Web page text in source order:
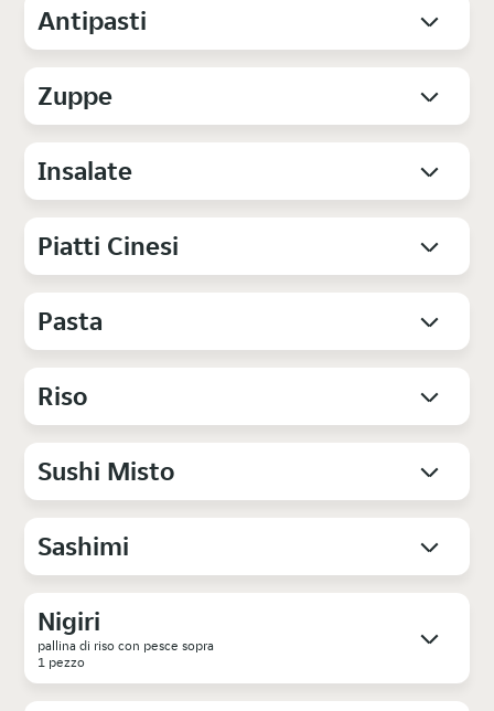
Antipasti
Zuppe
Insalate
Piatti Cinesi
Pasta
Riso
Sushi Misto
Sashimi
Nigiri
pallina di riso con pesce sopra
1 pezzo